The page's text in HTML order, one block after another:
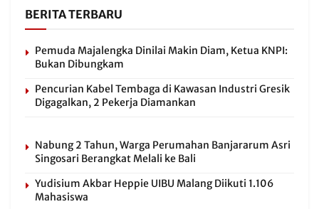
BERITA TERBARU
Pemuda Majalengka Dinilai Makin Diam, Ketua KNPI:
Bukan Dibungkam
Pencurian Kabel Tembaga di Kawasan Industri Gresik
Digagalkan, 2 Pekerja Diamankan
Nabung 2 Tahun, Warga Perumahan Banjararum Asri
Singosari Berangkat Melali ke Bali
Yudisium Akbar Heppie UIBU Malang Diikuti 1.106
Mahasiswa